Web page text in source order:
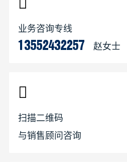
业务咨询专线
13552432257 赵女士
扫描二维码
与销售顾问咨询